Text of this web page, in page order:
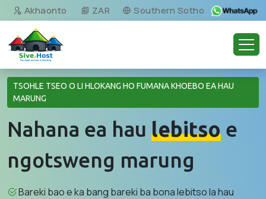
Akhaonto ZAR Southern Sotho
TSOHLE TSEO O LI HLOKANG HO FUMANA KHOEBO EA HAU
MARUNG
Nahana ea hau lebitso e
ngotsweng marung
Bareki bao e ka bang bareki ba bona lebitso la hau